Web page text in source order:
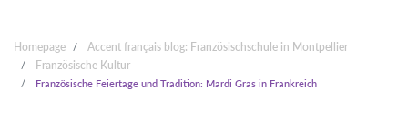
Homepage
Accent français blog: Französischschule in Montpellier
Französische Kultur
Französische Feiertage und Tradition: Mardi Gras in Frankreich